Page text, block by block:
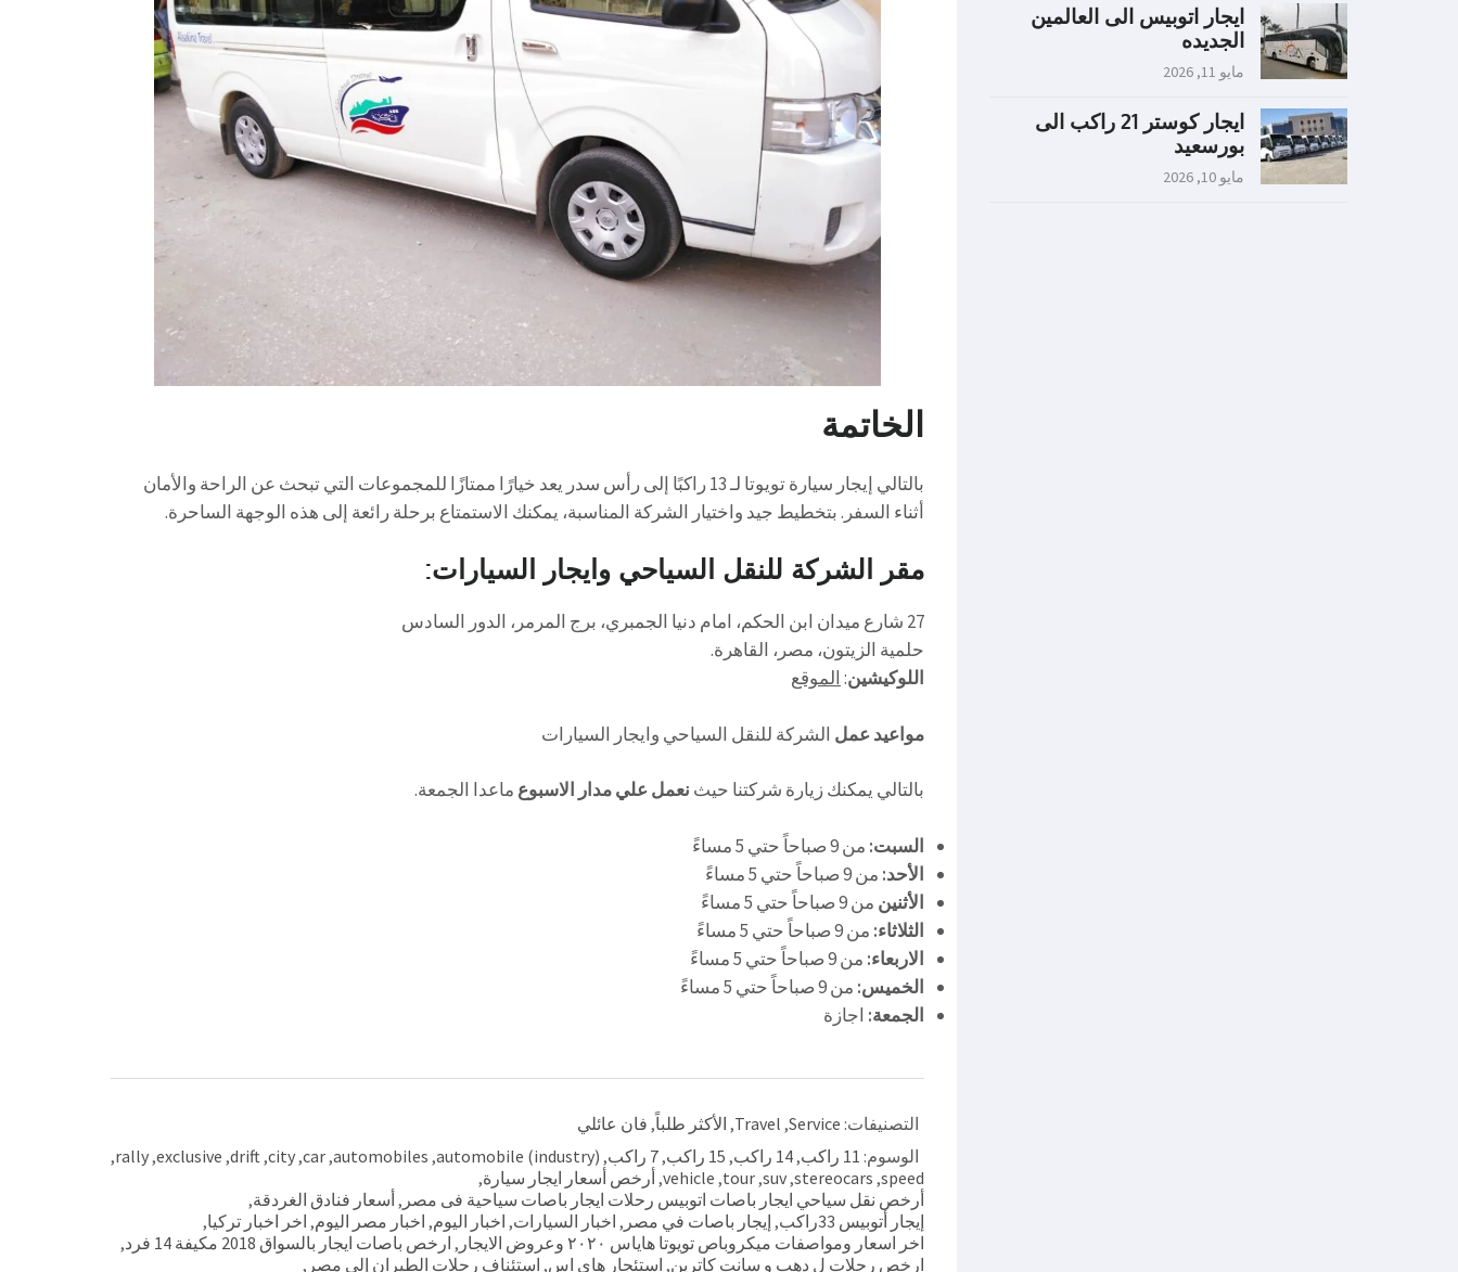
الخاتمة
بالتالي إيجار سيارة تويوتا لـ 13 راكبًا إلى رأس سدر يعد خيارًا ممتازًا للمجموعات التي تبحث عن الراحة والأمان
أثناء السفر. بتخطيط جيد واختيار الشركة المناسبة، يمكنك الاستمتاع برحلة رائعة إلى هذه الوجهة الساحرة.
مقر الشركة للنقل السياحي وايجار السيارات:
27 شارع ميدان ابن الحكم، امام دنيا الجمبري، برج المرمر، الدور السادس
حلمية الزيتون، مصر، القاهرة.
اللوكيشين: الموقع
مواعيد عمل الشركة للنقل السياحي وايجار السيارات
بالتالي يمكنك زيارة شركتنا حيث نعمل علي مدار الاسبوع ماعدا الجمعة.
السبت: من 9 صباحاً حتي 5 مساءً
الأحد: من 9 صباحاً حتي 5 مساءً
الأثنين من 9 صباحاً حتي 5 مساءً
الثلاثاء: من 9 صباحاً حتي 5 مساءً
الاربعاء: من 9 صباحاً حتي 5 مساءً
الخميس: من 9 صباحاً حتي 5 مساءً
الجمعة: اجازة
التصنيفات: Service
,
Travel
, الأكثر طلباً, فان عائلي
الوسوم: 11 راكب ,14 راكب , 15 راكب ,7 راكب ,
automobile (industry)
,
automobiles
,
car
,
city
,
drift
,
exclusive
,
rally
,
speed
,
stereocars
,
suv
,
tour
,
vehicle
, أرخص أسعار ايجار سيارة,
أرخص نقل سياحي ايجار باصات اتوبيس رحلات ايجار باصات سياحية فى مصر , أسعار فنادق الغردقة,
إيجار أتوبيس 33راكب
, إيجار باصات في مصر , اخبار السيارات, اخبار اليوم, اخبار مصر اليوم, اخر اخبار تركيا,
اخر اسعار ومواصفات ميكروباص تويوتا هاياس ٢٠٢٠ وعروض الايجار
, ارخص باصات ايجار بالسواق 2018 مكيفة 14 فرد
,
ارخص رحلات ل دهب و سانت كاترين, استئجار هاي اس, استئناف رحلات الطيران إلى مصر ,
ايجار اتوبيس الى العالمين
الجديده
مايو 11, 2026
ايجار كوستر 21 راكب الى
بورسعيد
مايو 10, 2026